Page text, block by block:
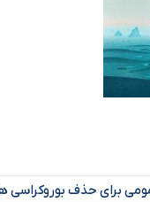
برای حذف بوروکراسی